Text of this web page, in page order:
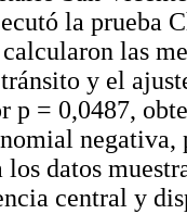
la prueba
las
y el
p = 0,0487,
negativa,
los datos
central y